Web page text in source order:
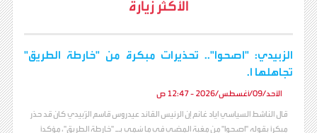
الأكثر زيارة
الزبيدي: "اصحوا".. تحذيرات مبكرة من "خارطة الطريق"
تجاهلها ا.
الأحد/09/أغسطس/2026 - 12:47 ص
قال الناشط السياسي اياد غانم إن الرئيس القائد عيدروس قاسم الزُبيدي كان قد حذر
مبكراً بقوله "اصحوا" من مغبة المضي في ما سُمي بـ "خارطة الطريق"، مؤكداً